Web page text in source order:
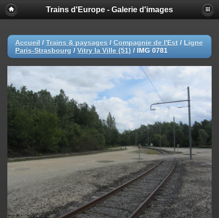
Trains d'Europe - Galerie d'images
Accueil / Trains & paysages / Compagnie de l'Est / Ligne
Paris-Strasbourg / Vitry la Ville (51) / IMG 0781